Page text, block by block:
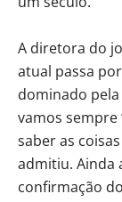
A diretora do
atual passa
dominado pela
vamos sempre
saber as
admitiu. Ainda
confirmação